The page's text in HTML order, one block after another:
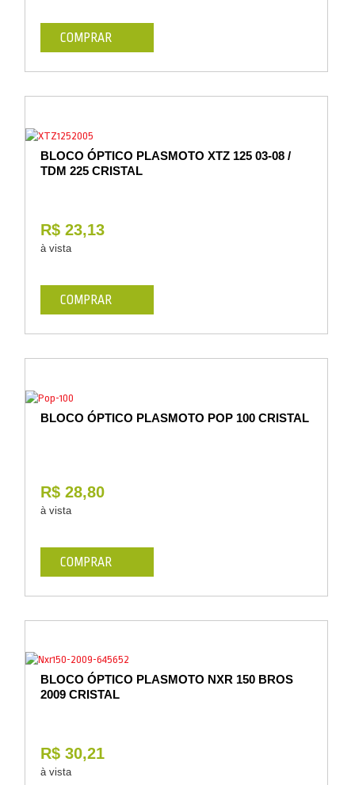
COMPRAR
BLOCO ÓPTICO PLASMOTO XTZ 125 03-08 /
TDM 225 CRISTAL
R$ 23,13
à vista
COMPRAR
BLOCO ÓPTICO PLASMOTO POP 100 CRISTAL
R$ 28,80
à vista
COMPRAR
BLOCO ÓPTICO PLASMOTO NXR 150 BROS
2009 CRISTAL
R$ 30,21
à vista